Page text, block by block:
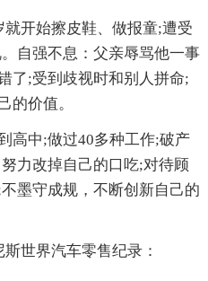
开始擦皮鞋、做报童;遭受
自强不息：父亲辱骂他一事
了;受到歧视时和别人拼命;
的价值。
高中;做过40多种工作;破产
力改掉自己的口吃;对待顾
墨守成规，不断创新自己的
世界汽车零售纪录：